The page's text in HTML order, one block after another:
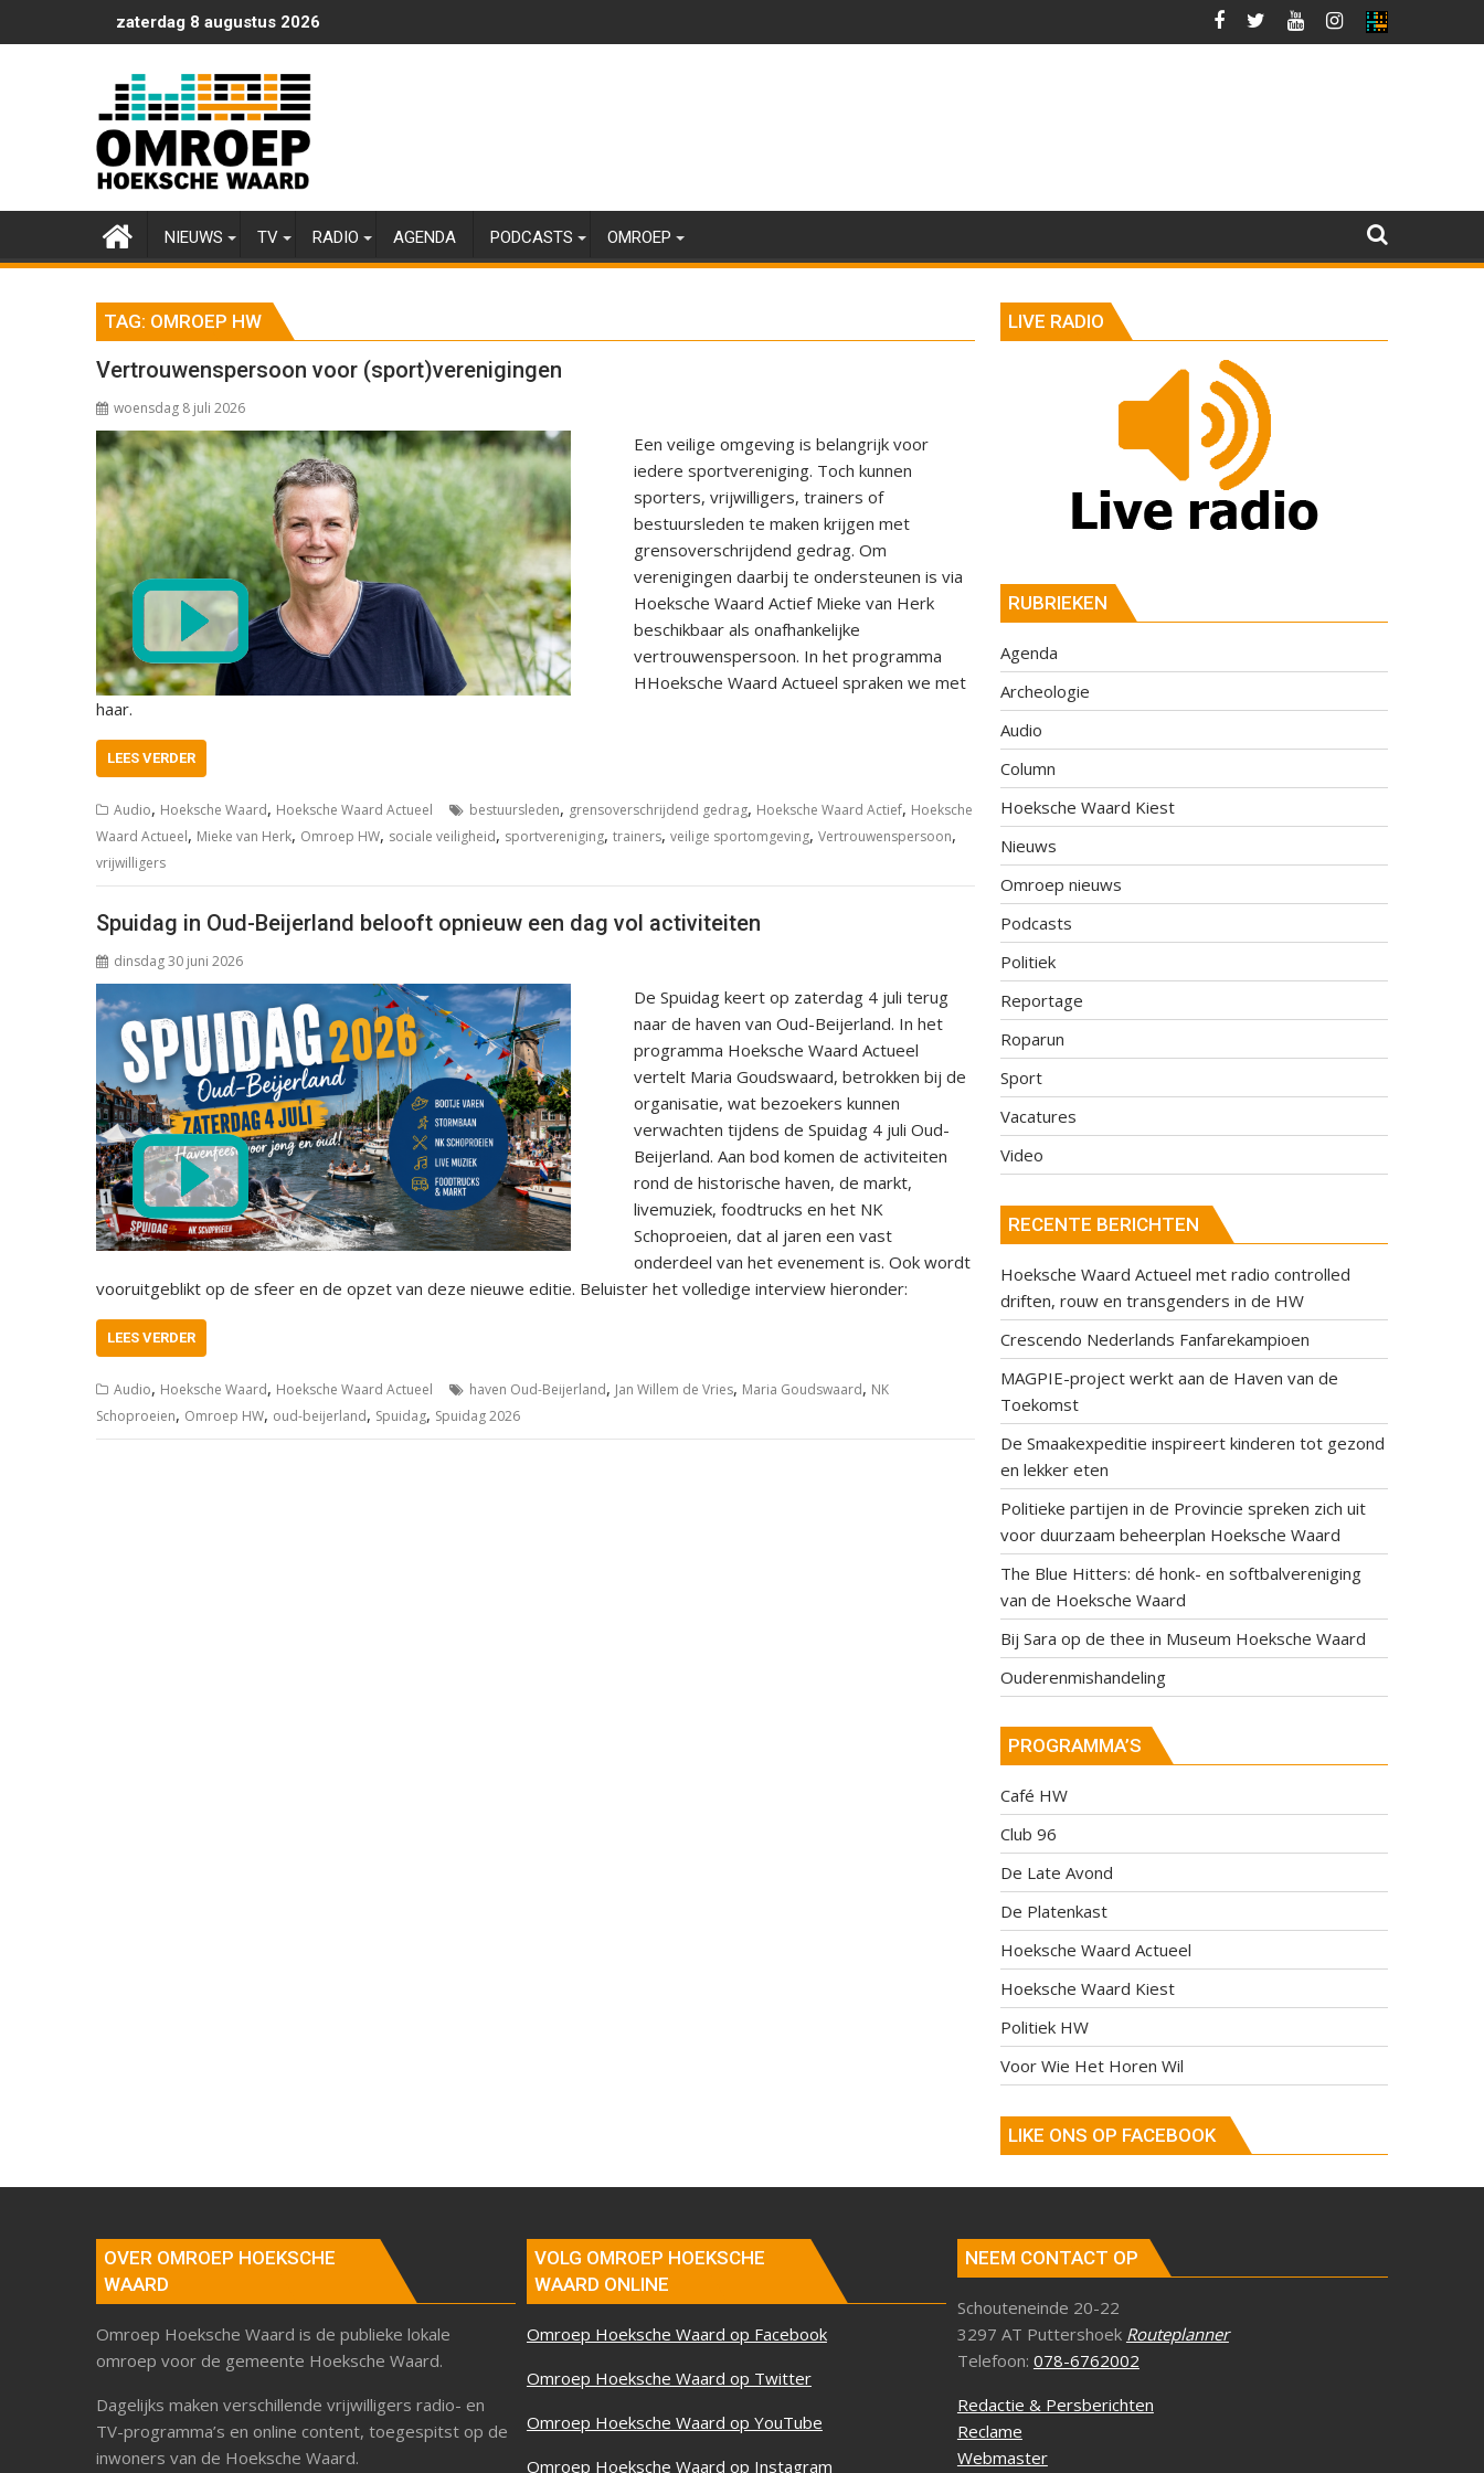
naar
zaterdag 8 augustus 2026
NIEUWS TV RADIO AGENDA PODCASTS OMROEP
TAG: OMROEP HW
Vertrouwenspersoon voor (sport)verenigingen
woensdag 8 juli 2026
Een veilige omgeving is belangrijk voor
iedere sportvereniging. Toch kunnen
sporters, vrijwilligers, trainers of
bestuursleden te maken krijgen met
grensoverschrijdend gedrag. Om
verenigingen daarbij te ondersteunen is via
Hoeksche Waard Actief Mieke van Herk
beschikbaar als onafhankelijke
vertrouwenspersoon. In het programma
HHoeksche Waard Actueel spraken we met
haar.
LEES VERDER
Audio, Hoeksche Waard, Hoeksche Waard Actueel bestuursleden, grensoverschrijdend gedrag, Hoeksche Waard Actief, Hoeksche
Waard Actueel, Mieke van Herk, Omroep HW, sociale veiligheid, sportvereniging, trainers, veilige sportomgeving, Vertrouwenspersoon,
vrijwilligers
Spuidag in Oud-Beijerland belooft opnieuw een dag vol activiteiten
dinsdag 30 juni 2026
De Spuidag keert op zaterdag 4 juli terug
naar de haven van Oud-Beijerland. In het
programma Hoeksche Waard Actueel
vertelt Maria Goudswaard, betrokken bij de
organisatie, wat bezoekers kunnen
verwachten tijdens de Spuidag 4 juli Oud-
Beijerland. Aan bod komen de activiteiten
rond de historische haven, de markt,
livemuziek, foodtrucks en het NK
Schoproeien, dat al jaren een vast
onderdeel van het evenement is. Ook wordt
vooruitgeblikt op de sfeer en de opzet van deze nieuwe editie. Beluister het volledige interview hieronder:
LEES VERDER
Audio, Hoeksche Waard, Hoeksche Waard Actueel haven Oud-Beijerland, Jan Willem de Vries, Maria Goudswaard, NK
Schoproeien, Omroep HW, oud-beijerland, Spuidag, Spuidag 2026
LIVE RADIO
RUBRIEKEN
Agenda
Archeologie
Audio
Column
Hoeksche Waard Kiest
Nieuws
Omroep nieuws
Podcasts
Politiek
Reportage
Roparun
Sport
Vacatures
Video
RECENTE BERICHTEN
Hoeksche Waard Actueel met radio controlled
driften, rouw en transgenders in de HW
Crescendo Nederlands Fanfarekampioen
MAGPIE-project werkt aan de Haven van de
Toekomst
De Smaakexpeditie inspireert kinderen tot gezond
en lekker eten
Politieke partijen in de Provincie spreken zich uit
voor duurzaam beheerplan Hoeksche Waard
The Blue Hitters: dé honk- en softbalvereniging
van de Hoeksche Waard
Bij Sara op de thee in Museum Hoeksche Waard
Ouderenmishandeling
PROGRAMMA’S
Café HW
Club 96
De Late Avond
De Platenkast
Hoeksche Waard Actueel
Hoeksche Waard Kiest
Politiek HW
Voor Wie Het Horen Wil
LIKE ONS OP FACEBOOK
OVER OMROEP HOEKSCHE
WAARD
Omroep Hoeksche Waard is de publieke lokale
omroep voor de gemeente Hoeksche Waard.
Dagelijks maken verschillende vrijwilligers radio- en
TV-programma’s en online content, toegespitst op de
inwoners van de Hoeksche Waard.
VOLG OMROEP HOEKSCHE
WAARD ONLINE
Omroep Hoeksche Waard op Facebook
Omroep Hoeksche Waard op Twitter
Omroep Hoeksche Waard op YouTube
Omroep Hoeksche Waard op Instagram
NEEM CONTACT OP
Schouteneinde 20-22
3297 AT Puttershoek Routeplanner
Telefoon: 078-6762002
Redactie & Persberichten
Reclame
Webmaster